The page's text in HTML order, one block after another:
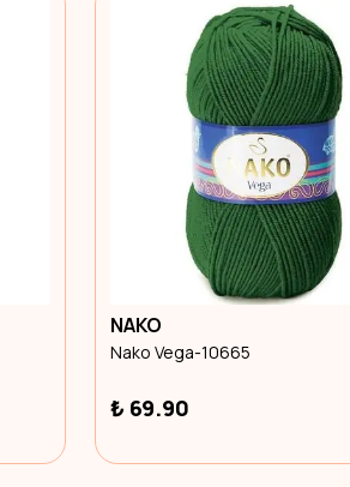
NAKO
Nako Vega-10665
₺ 69.90